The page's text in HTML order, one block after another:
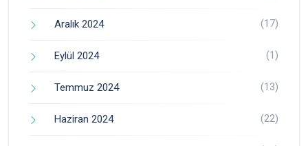
Aralık 2024 (17)
Eylül 2024 (1)
Temmuz 2024 (13)
Haziran 2024 (22)